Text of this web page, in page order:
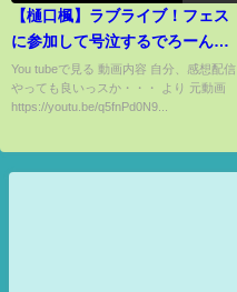
【樋口楓】ラブライブ！フェス
に参加して号泣するでろーん
【切り抜き】
You tubeで見る 動画内容 自分、感想配信
やっても良いっスか・・・ より 元動画
https://youtu.be/q5fnPd0N9...